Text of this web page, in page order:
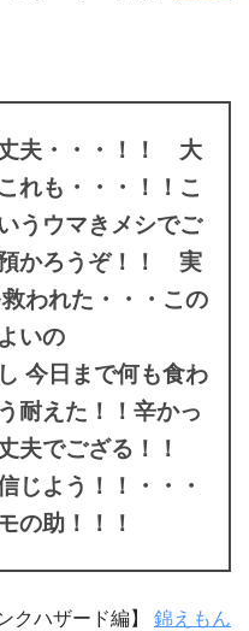
夫・・・！！ 大
れも・・・！！こ
うウマきメシでご
かろうぞ！！ 実
われた・・・この
いの
今日まで何も食わ
耐えた！！辛かっ
夫でござる！！
じよう！！・・・
の助！！！
クハザード編】 錦えもん